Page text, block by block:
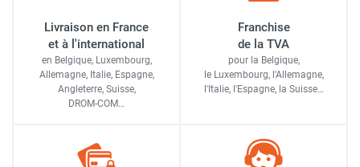
Livraison en France
et à l'international
en Belgique, Luxembourg,
Allemagne, Italie, Espagne,
Angleterre, Suisse,
DROM-COM…
Franchise
de la TVA
pour la Belgique,
le Luxembourg, l'Allemagne,
l'Italie, l'Espagne, la Suisse…